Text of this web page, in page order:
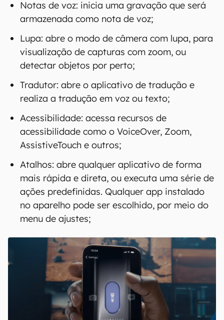
Notas de voz: inicia uma gravação que será
armazenada como nota de voz;
Lupa: abre o modo de câmera com lupa, para
visualização de capturas com zoom, ou
detectar objetos por perto;
Tradutor: abre o aplicativo de tradução e
realiza a tradução em voz ou texto;
Acessibilidade: acessa recursos de
acessibilidade como o VoiceOver, Zoom,
AssistiveTouch e outros;
Atalhos: abre qualquer aplicativo de forma
mais rápida e direta, ou executa uma série de
ações predefinidas. Qualquer app instalado
no aparelho pode ser escolhido, por meio do
menu de ajustes;